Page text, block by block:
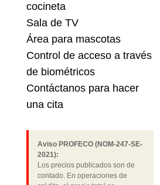
cocineta
Sala de TV
Área para mascotas
Control de acceso a través
de biométricos
Contáctanos para hacer
una cita
Aviso PROFECO (NOM-247-SE-
2021):
Los precios publicados son de
contado. En operaciones de